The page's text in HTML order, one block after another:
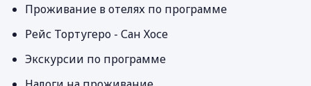
Проживание в отелях по программе
Рейс Тортугеро - Сан Хосе
Экскурсии по программе